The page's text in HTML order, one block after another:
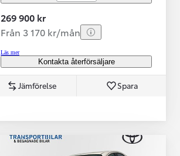
269 900 kr
Från 3 170 kr/mån
Läs mer
Kontakta återförsäljare
Jämförelse Spara